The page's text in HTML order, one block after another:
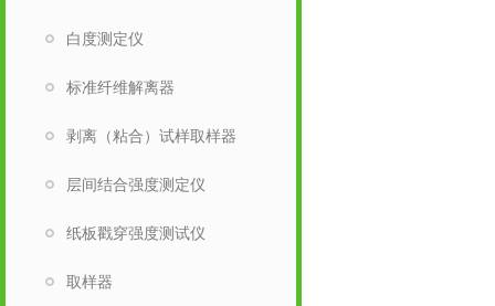
白度测定仪
标准纤维解离器
剥离（粘合）试样取样器
层间结合强度测定仪
纸板戳穿强度测试仪
取样器